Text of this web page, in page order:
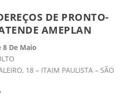
DE PRONTO-
AMEPLAN
De Maio
18 – ITAIM PAULISTA – SÃO